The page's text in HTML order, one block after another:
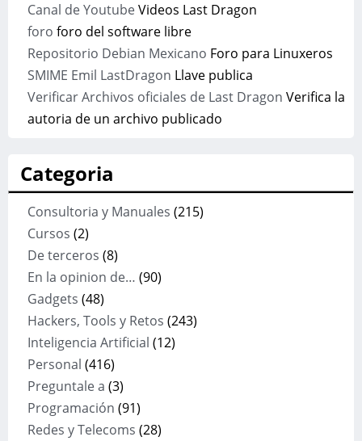
Canal de YoutubeVideos Last Dragon
foro foro del software libre
Repositorio Debian Mexicano Foro para Linuxeros
SMIME Emil LastDragon Llave publica
Verificar Archivos oficiales de Last Dragon Verifica la
autoria de un archivo publicado
Categoria
Consultoria y Manuales (215)
Cursos (2)
De terceros (8)
En la opinion de… (90)
Gadgets (48)
Hackers, Tools y Retos (243)
Inteligencia Artificial (12)
Personal (416)
Preguntale a (3)
Programación (91)
Redes y Telecoms (28)